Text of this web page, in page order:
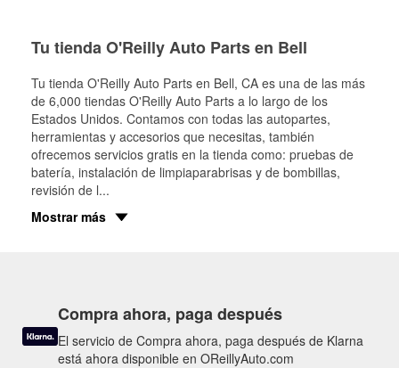
Tu tienda O'Reilly Auto Parts en Bell
Tu tienda O'Reilly Auto Parts en Bell, CA es una de las más
de 6,000 tiendas O'Reilly Auto Parts a lo largo de los
Estados Unidos. Contamos con todas las autopartes,
herramientas y accesorios que necesitas, también
ofrecemos servicios gratis en la tienda como: pruebas de
batería, instalación de limpiaparabrisas y de bombillas,
revisión de l...
Mostrar más
Compra ahora, paga después
El servicio de Compra ahora, paga después de Klarna
está ahora disponible en OReillyAuto.com